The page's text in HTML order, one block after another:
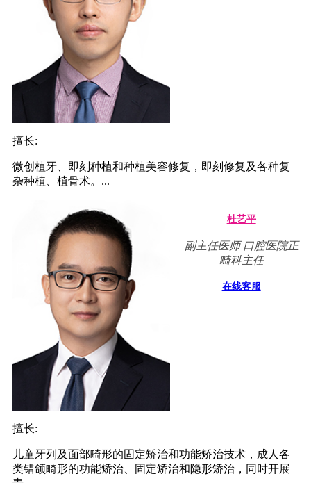
擅长:
微创植牙、即刻种植和种植美容修复，即刻修复及各种复
杂种植、植骨术。...
杜艺平
副主任医师 口腔医院正
畸科主任
在线客服
擅长:
儿童牙列及面部畸形的固定矫治和功能矫治技术，成人各
类错颌畸形的功能矫治、固定矫治和隐形矫治，同时开展